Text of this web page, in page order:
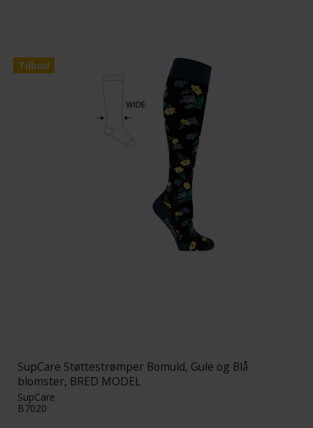
Tilbud
SupCare Støttestrømper Bomuld, Gule og Blå
blomster, BRED MODEL
SupCare
B7020